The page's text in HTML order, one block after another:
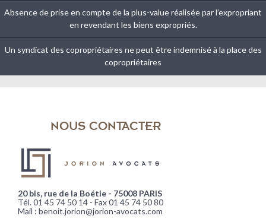
Absence de prise en compte de la plus-value réalisée par l’expropriant
en revendant les biens expropriés.
Un syndicat des copropriétaires ne peut être indemnisé à la place des
copropriétaires
NOUS CONTACTER
20 bis, rue de la Boétie - 75008 PARIS
Tél. 01 45 74 50 14 - Fax 01 45 74 50 80
Mail : benoit.jorion@jorion-avocats.com